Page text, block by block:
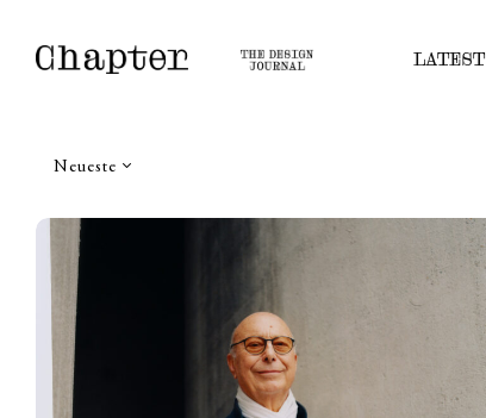
LATEST
Neueste